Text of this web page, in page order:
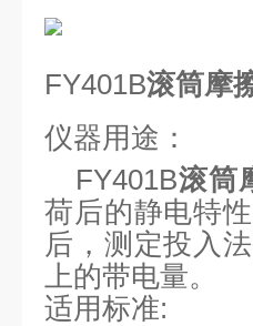
FY401B滚筒摩
仪器用途：
FY401B滚筒
荷后的静电特
后，测定投入
上的带电量。
适用标准: